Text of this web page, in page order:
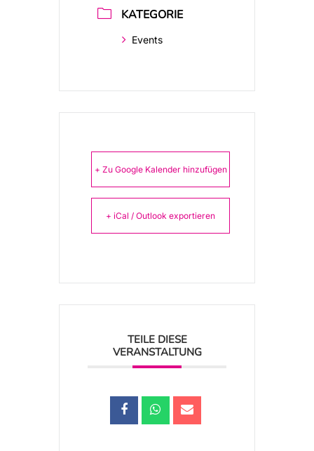
KATEGORIE
Events
+ Zu Google Kalender hinzufügen
+ iCal / Outlook exportieren
TEILE DIESE
VERANSTALTUNG